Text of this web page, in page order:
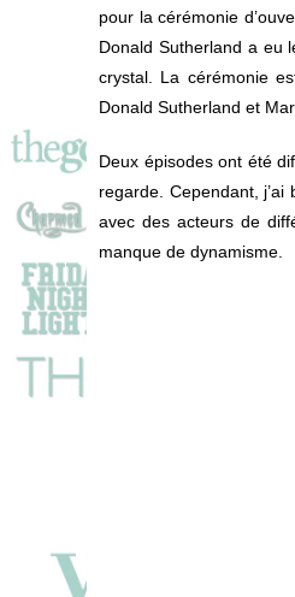
pour la cérémonie
Donald Sutherland a eu
crystal. La cérémonie
Donald Sutherland et
Deux épisodes ont été
regarde. Cependant,
avec des acteurs de
manque de dynamisme.